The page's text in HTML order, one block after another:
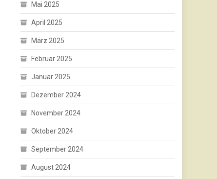
Mai 2025
April 2025
März 2025
Februar 2025
Januar 2025
Dezember 2024
November 2024
Oktober 2024
September 2024
August 2024